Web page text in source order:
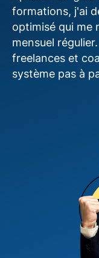
formations, j'ai
optimisé qui me
mensuel
freelances et
système pas à